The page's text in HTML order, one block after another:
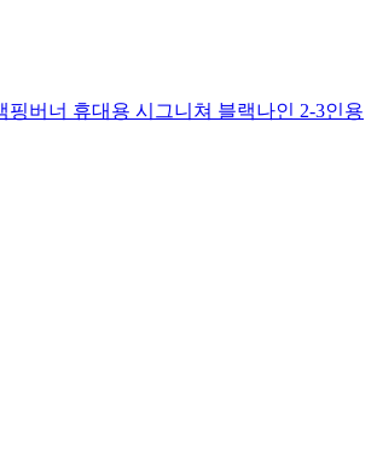
핑버너 휴대용 시그니쳐 블랙나인 2-3인용